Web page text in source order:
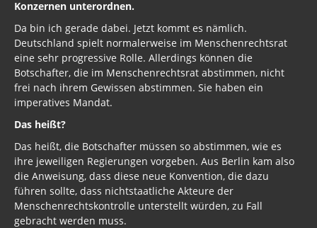
Konzernen unterordnen.
Da bin ich gerade dabei. Jetzt kommt es nämlich.
Deutschland spielt normalerweise im Menschenrechtsrat
eine sehr progressive Rolle. Allerdings können die
Botschafter, die im Menschenrechtsrat abstimmen, nicht
frei nach ihrem Gewissen abstimmen. Sie haben ein
imperatives Mandat.
Das heißt?
Das heißt, die Botschafter müssen so abstimmen, wie es
ihre jeweiligen Regierungen vorgeben. Aus Berlin kam also
die Anweisung, dass diese neue Konvention, die dazu
führen sollte, dass nichtstaatliche Akteure der
Menschenrechtskontrolle unterstellt würden, zu Fall
gebracht werden muss.